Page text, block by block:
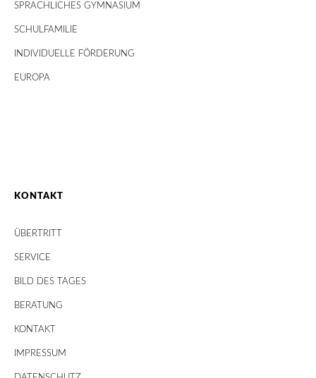
SPRACHLICHES GYMNASIUM
SCHULFAMILIE
INDIVIDUELLE FÖRDERUNG
EUROPA
KONTAKT
ÜBERTRITT
SERVICE
BILD DES TAGES
BERATUNG
KONTAKT
IMPRESSUM